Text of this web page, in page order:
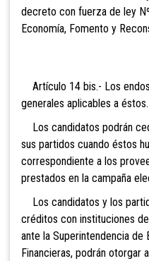
decreto con fuerza de ley
Economía, Fomento y
Artículo 14 bis.- Los
generales aplicables a éstos.
Los candidatos podrán
sus partidos cuando éstos
correspondiente a los
prestados en la campaña
Los candidatos y los
créditos con instituciones
ante la Superintendencia de
Financieras, podrán otorgar